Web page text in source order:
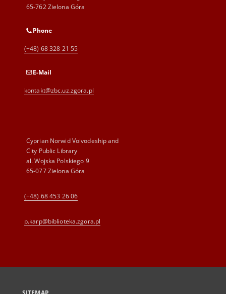
65-762 Zielona Góra
Phone
(+48) 68 328 21 55
E-Mail
kontakt@zbc.uz.zgora.pl
Cyprian Norwid Voivodeship and
City Public Library
al. Wojska Polskiego 9
65-077 Zielona Góra
(+48) 68 453 26 06
p.karp@biblioteka.zgora.pl